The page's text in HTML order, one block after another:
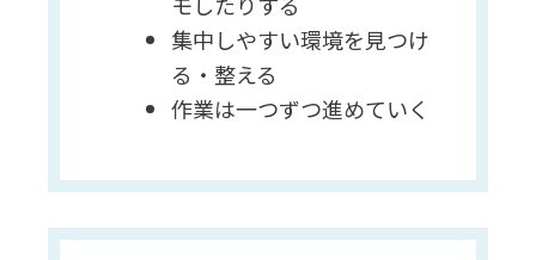
集中しやすい環境を見つけ
る・整える
作業は一つずつ進めていく